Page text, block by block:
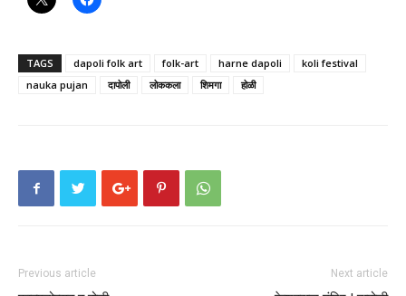
TAGS dapoli folk art folk-art harne dapoli
koli festival
nauka pujan
दापोली लोककला शिमगा होळी
Previous article Next article